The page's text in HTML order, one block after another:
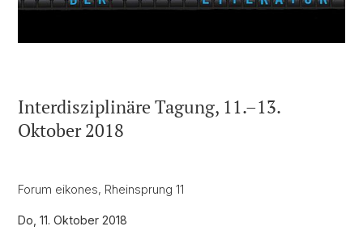
Interdisziplinäre Tagung, 11.–13.
Oktober 2018
Forum eikones, Rheinsprung 11
Do, 11. Oktober 2018